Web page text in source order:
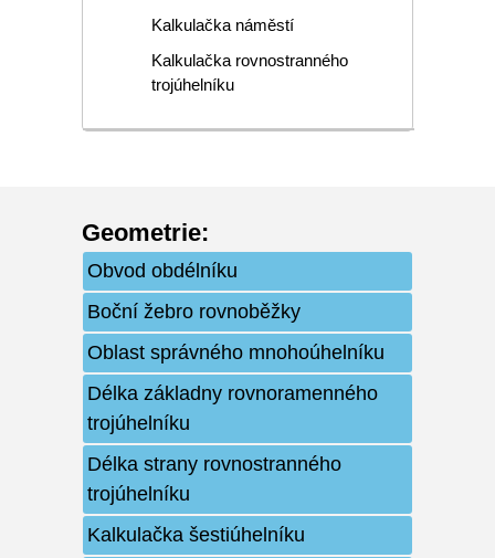
Kalkulačka náměstí
Kalkulačka rovnostranného
trojúhelníku
Geometrie:
Obvod obdélníku
Boční žebro rovnoběžky
Oblast správného mnohoúhelníku
Délka základny rovnoramenného
trojúhelníku
Délka strany rovnostranného
trojúhelníku
Kalkulačka šestiúhelníku